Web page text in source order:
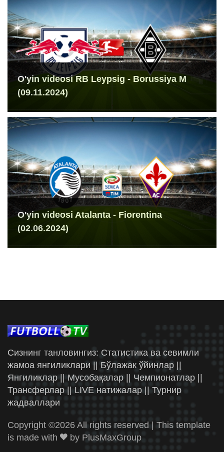
O'yin videosi RB Leypsig - Borussiya M
(09.11.2024)
O'yin videosi Atalanta - Fiorentina
(02.06.2024)
Сизнинг танловингиз: Статистика ва севимли
жамоа янгиликлари || Бўлажак ўйинлар ||
Янгиликлар || Мусобақалар || Чемпионатлар ||
Трансферлар || LIVE натижалар || Турнир
жадваллари
Copyright ©2026 All rights reserved | This template
is made with
by PlusMaxGroup